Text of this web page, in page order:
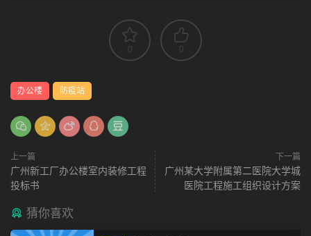
0 0
办公楼 防疫站
上一篇
广州新工厂办公楼室内装修工程
投标书
下一篇
广州某大学附属第二医院大学城
医院工程施工组织设计方案
猜你喜欢